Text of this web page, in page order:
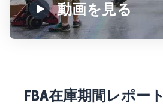
動画を見る
FBA在庫期間レポート